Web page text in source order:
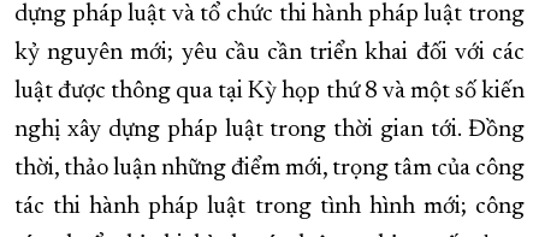
dựng pháp luật và tổ chức thi hành pháp luật trong
kỷ nguyên mới; yêu cầu cần triển khai đối với các
luật được thông qua tại Kỳ họp thứ 8 và một số kiến
nghị xây dựng pháp luật trong thời gian tới. Đồng
thời, thảo luận những điểm mới, trọng tâm của công
tác thi hành pháp luật trong tình hình mới; công